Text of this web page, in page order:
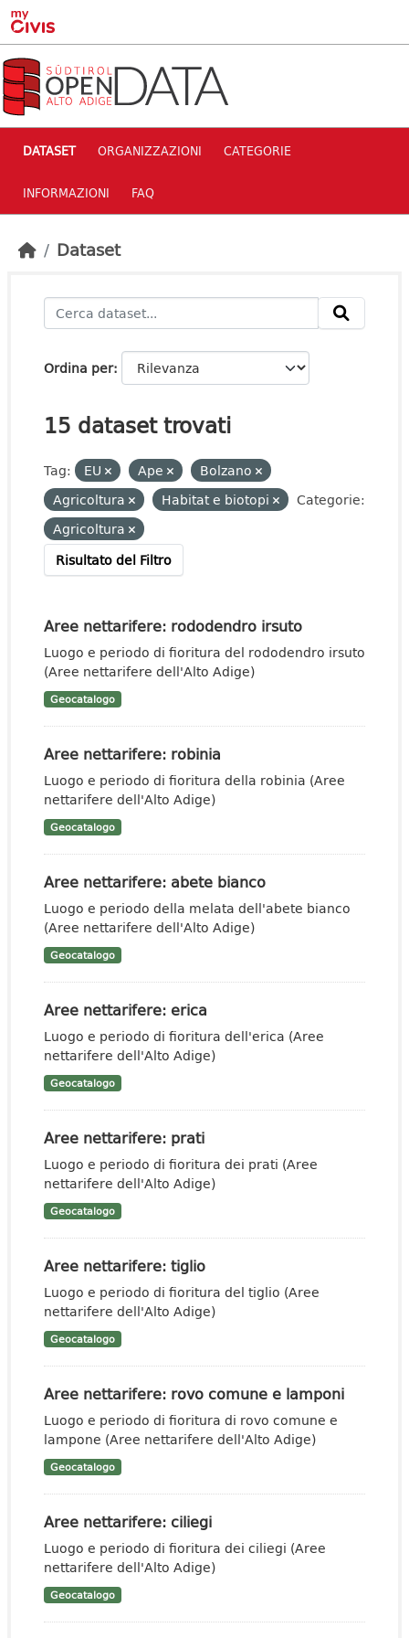
Skip to main content
DATASET ORGANIZZAZIONI CATEGORIE
INFORMAZIONI FAQ
Dataset
Ordina per
15 dataset trovati
Tag: EU Ape
Bolzano
Agricoltura
Habitat e biotopi
Categorie:
Agricoltura
Risultato del Filtro
Aree nettarifere: rododendro irsuto
Luogo e periodo di fioritura del rododendro irsuto
(Aree nettarifere dell'Alto Adige)
Geocatalogo
Aree nettarifere: robinia
Luogo e periodo di fioritura della robinia (Aree
nettarifere dell'Alto Adige)
Geocatalogo
Aree nettarifere: abete bianco
Luogo e periodo della melata dell'abete bianco
(Aree nettarifere dell'Alto Adige)
Geocatalogo
Aree nettarifere: erica
Luogo e periodo di fioritura dell'erica (Aree
nettarifere dell'Alto Adige)
Geocatalogo
Aree nettarifere: prati
Luogo e periodo di fioritura dei prati (Aree
nettarifere dell'Alto Adige)
Geocatalogo
Aree nettarifere: tiglio
Luogo e periodo di fioritura del tiglio (Aree
nettarifere dell'Alto Adige)
Geocatalogo
Aree nettarifere: rovo comune e lamponi
Luogo e periodo di fioritura di rovo comune e
lampone (Aree nettarifere dell'Alto Adige)
Geocatalogo
Aree nettarifere: ciliegi
Luogo e periodo di fioritura dei ciliegi (Aree
nettarifere dell'Alto Adige)
Geocatalogo